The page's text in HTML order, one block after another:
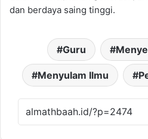
dan berdaya saing tinggi.
Guru
Menyulam Ilmu